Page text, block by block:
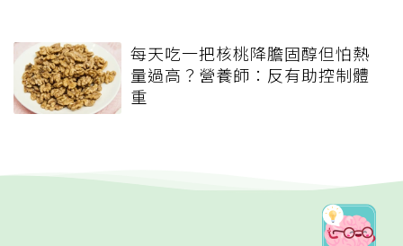
每天吃一把核桃降膽固醇但怕熱
量過高？營養師：反有助控制體
重